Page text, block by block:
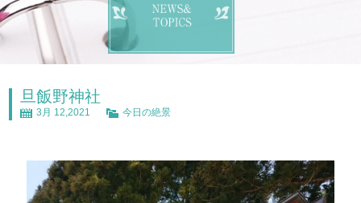
旦飯野神社
3月 12,2021 今日の絶景